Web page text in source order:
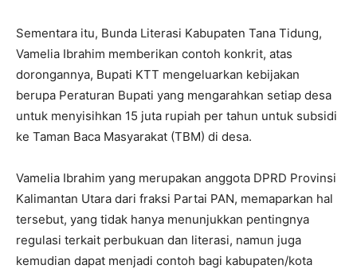
Sementara itu, Bunda Literasi Kabupaten Tana Tidung,
Vamelia Ibrahim memberikan contoh konkrit, atas
dorongannya, Bupati KTT mengeluarkan kebijakan
berupa Peraturan Bupati yang mengarahkan setiap desa
untuk menyisihkan 15 juta rupiah per tahun untuk subsidi
ke Taman Baca Masyarakat (TBM) di desa.
Vamelia Ibrahim yang merupakan anggota DPRD Provinsi
Kalimantan Utara dari fraksi Partai PAN, memaparkan hal
tersebut, yang tidak hanya menunjukkan pentingnya
regulasi terkait perbukuan dan literasi, namun juga
kemudian dapat menjadi contoh bagi kabupaten/kota